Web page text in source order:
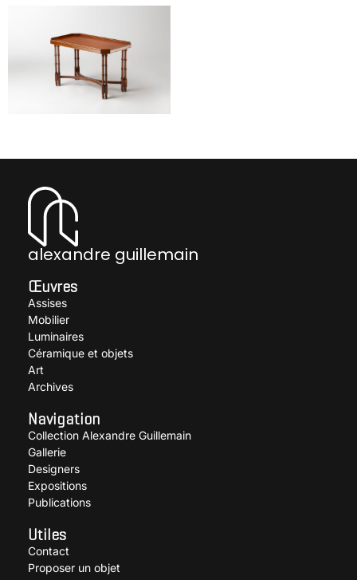
alexandre guillemain
Œuvres
Assises
Mobilier
Luminaires
Céramique et objets
Art
Archives
Navigation
Collection Alexandre Guillemain
Gallerie
Designers
Expositions
Publications
Utiles
Contact
Proposer un objet